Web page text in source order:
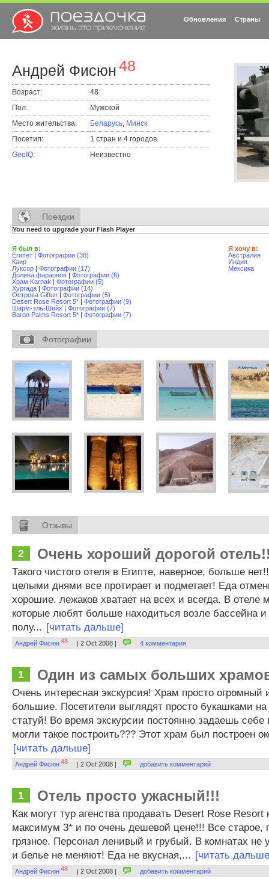
Обновления Страны
Андрей Фисюн 48
Возраст:
48
Пол:
Мужской
Место жительства:
Беларусь, Минск
Посетил:
1 стран и 4 городов
GeoIQ: Неизвестно
Поездки
You need to upgrade your Flash Player
Я был в:
Египет | Фотографии (38)
Каир
Луксор | Фотографии (17)
Долина фараонов | Фотографии (6)
Храм Karnak | Фотографии (5)
Хургада | Фотографии (14)
Острова Giftun | Фотографии (5)
Desert Rose Resort 5* | Фотографии (9)
Шарм-эль-Шейх | Фотографии (7)
Baron Palms Resort 5* | Фотографии (7)
Я хочу в:
Австралия
Индия
Мексика
Фотографии
Отзывы
2 Очень хороший дорогой
Такого чистого отеля в Египте, наверное, больше
целыми днями все протирает и подметает! Еда
хорошие. лежаков хватает на всех и всегда. В отеле
которые любят больше находиться возле бассейна
полу... [читать дальше]
Андрей Фисюн48 | 2 Oct 2008 | 4 комментария
1 Один из самых больших
Очень интересная экскурсия! Храм просто огромный
большие. Посетители выглядят просто букашками
статуй! Во время экскурсии постоянно задаешь себе
могли такое построить??? Этот храм был построен
[читать дальше]
Андрей Фисюн48 | 2 Oct 2008 | добавить комментарий
1 Отель просто ужасный!!!
Как могут тур агенства продавать Desert Rose Resort
максимум 3* и по очень дешевой цене!!! Все старое,
грязное. Персонал ленивый и грубый. В комнатах не
и белье не меняют! Еда не вкусная,... [читать
Андрей Фисюн48 | 2 Oct 2008 | добавить комментарий